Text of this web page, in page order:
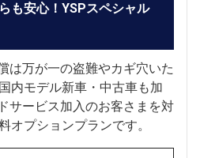
も安心！YSPスペシャル
は万が一の盗難やカギ穴いた
内モデル新車・中古車も加
サービス加入のお客さまを対
オプションプランです。